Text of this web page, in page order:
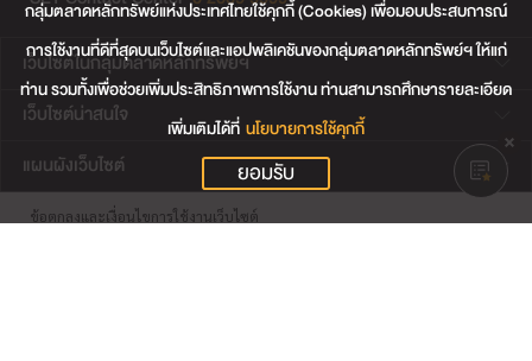
เว็บไซต์ในกลุ่มตลาดหลักทรัพย์ฯ
เว็บไซต์น่าสนใจ
แผนผังเว็บไซต์
ข้อตกลงและเงื่อนไขการใช้งานเว็บไซต์
กลุ่มตลาดหลักทรัพย์แห่งประเทศไทยใช้คุกกี้ (Cookies) เพื่อมอบประสบการณ์
การใช้งานที่ดีที่สุดบนเว็บไซต์และแอปพลิเคชันของกลุ่มตลาดหลักทรัพย์ฯ ให้แก่
ท่าน รวมทั้งเพื่อช่วยเพิ่มประสิทธิภาพการใช้งาน ท่านสามารถศึกษารายละเอียด
เพิ่มเติมได้ที่ นโยบายการใช้คุกกี้
ยอมรับ